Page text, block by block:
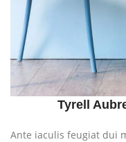
Tyrell
Ante iaculis feugiat dui